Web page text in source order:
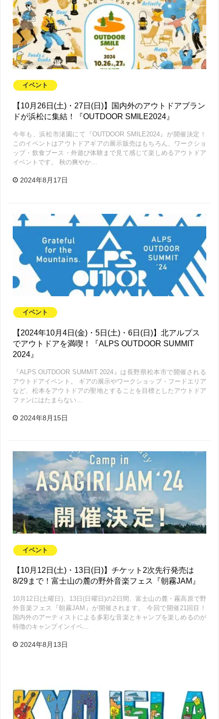
イベント
【10月26日(土)・27日(日)】国内外のアウトドアブラン
ドが浜松に集結！『OUTDOOR SMILE2024』
今年も、浜松市渚園にて『OUTDOOR SMILE2024』が開催決定！
このイベントはアウトドアギアの展示販売はもちろん、ワークショ
ップ・飲食ブース・外遊び体験まで見て感じて楽しめるアウトドア
イベントです。 秋の爽やか…
2024年8月17日
イベント
【2024年10月4日(金)・5日(土)・6日(日)】北アルプス
でアウトドアを満喫！『ALPS OUTDOOR SUMMIT
2024』
『ALPS OUTDOOR SUMMIT 2024』は長野県松本市で開催される
アウトドアイベント。 ギアの展示やワークショップ・フードエリア
など、松本をアウトドアの聖地とすることを目標としたアウトドア
ファンにはたまらない…
2024年8月15日
イベント
【10月12日(土)・13日(日)】チケット2次先行発売は
8/29まで！富士山の麓の野外音楽フェス『朝霧JAM』
10月12日(土曜日)、13日(日曜日)の2日間、富士山の麓・霧高原で野
外音楽フェス『朝霧JAM』が開催されます。 今回で開催21回目！
国内外のアーティストによる多彩な音楽とキャンプを楽しめるのが
特徴のキャンプインイベ…
2024年8月13日